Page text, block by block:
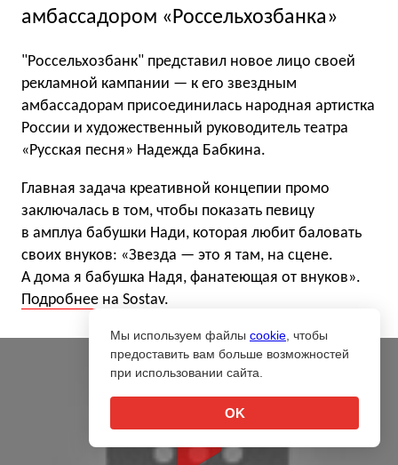
амбассадором «Россельхозбанка»
"Россельхозбанк" представил новое лицо своей
рекламной кампании — к его звездным
амбассадорам присоединилась народная артистка
России и художественный руководитель театра
«Русская песня» Надежда Бабкина.
Главная задача креативной концепии промо
заключалась в том, чтобы показать певицу
в амплуа бабушки Нади, которая любит баловать
своих внуков: «Звезда — это я там, на сцене.
А дома я бабушка Надя, фанатеющая от внуков».
Подробнее на Sostav.
Мы используем файлы cookie , чтобы
предоставить вам больше возможностей
при использовании сайта.
OK